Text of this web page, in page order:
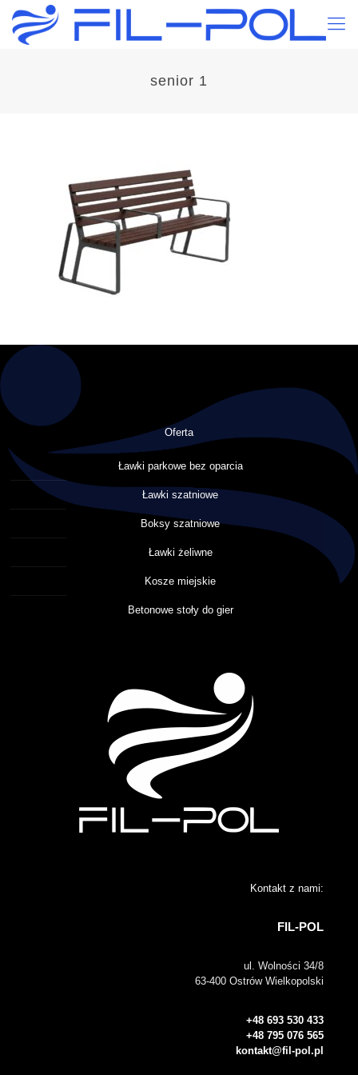
senior 1
Oferta
Ławki parkowe bez oparcia
Ławki szatniowe
Boksy szatniowe
Ławki żeliwne
Kosze miejskie
Betonowe stoły do gier
Kontakt z nami:
FIL-POL
ul. Wolności 34/8
63-400 Ostrów Wielkopolski
+48 693 530 433
+48 795 076 565
kontakt@fil-pol.pl